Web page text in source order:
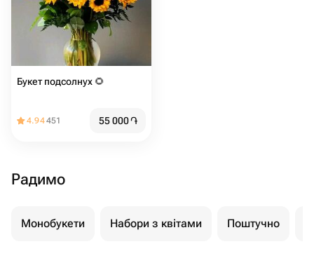
Букет подсолнух 🌻
4.94451 55 000֏
Радимо
Монобукети Набори з квітами Поштучно